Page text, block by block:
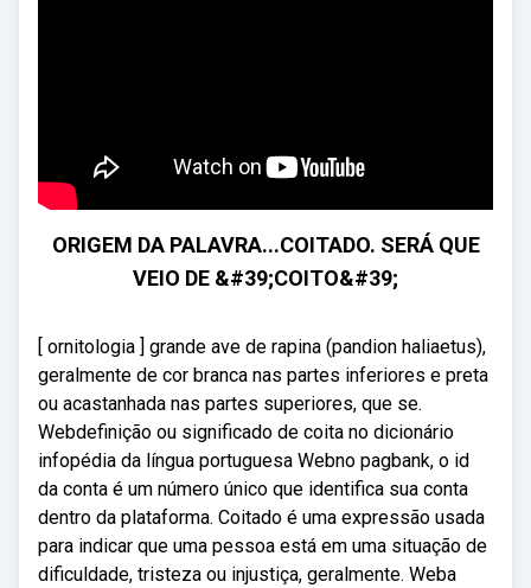
ORIGEM DA PALAVRA...COITADO. SERÁ QUE
VEIO DE &#39;COITO&#39;
[ ornitologia ] grande ave de rapina (pandion haliaetus),
geralmente de cor branca nas partes inferiores e preta
ou acastanhada nas partes superiores, que se.
Webdefinição ou significado de coita no dicionário
infopédia da língua portuguesa Webno pagbank, o id
da conta é um número único que identifica sua conta
dentro da plataforma. Coitado é uma expressão usada
para indicar que uma pessoa está em uma situação de
dificuldade, tristeza ou injustiça, geralmente. Weba